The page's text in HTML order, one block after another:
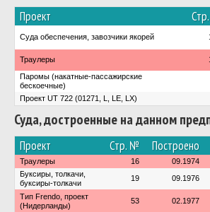
Проект
Суда обеспечения, завозчики якорей
Траулеры
Паромы (накатные-пассажирские
бескоечные)
Проект UT 722 (01271, L, LE, LX)
Суда, достроенные на данном
Проект Стр. № Построено
Траулеры 16 09.1974
Буксиры, толкачи,
буксиры-толкачи
19 09.1976
Тип Frendo, проект
(Нидерланды)
53 02.1977